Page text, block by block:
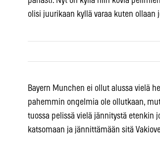
olisi juurikaan kyllä varaa kuten ollaan
Bayern Munchen ei ollut alussa vielä
pahemmin ongelmia ole ollutkaan,
tuossa pelissä vielä jännitystä etenkin
katsomaan ja jännittämään sitä